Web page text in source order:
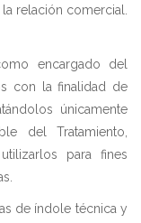
relación comercial.
encargado del
con la finalidad de
únicamente
del Tratamiento,
para fines
de índole técnica y